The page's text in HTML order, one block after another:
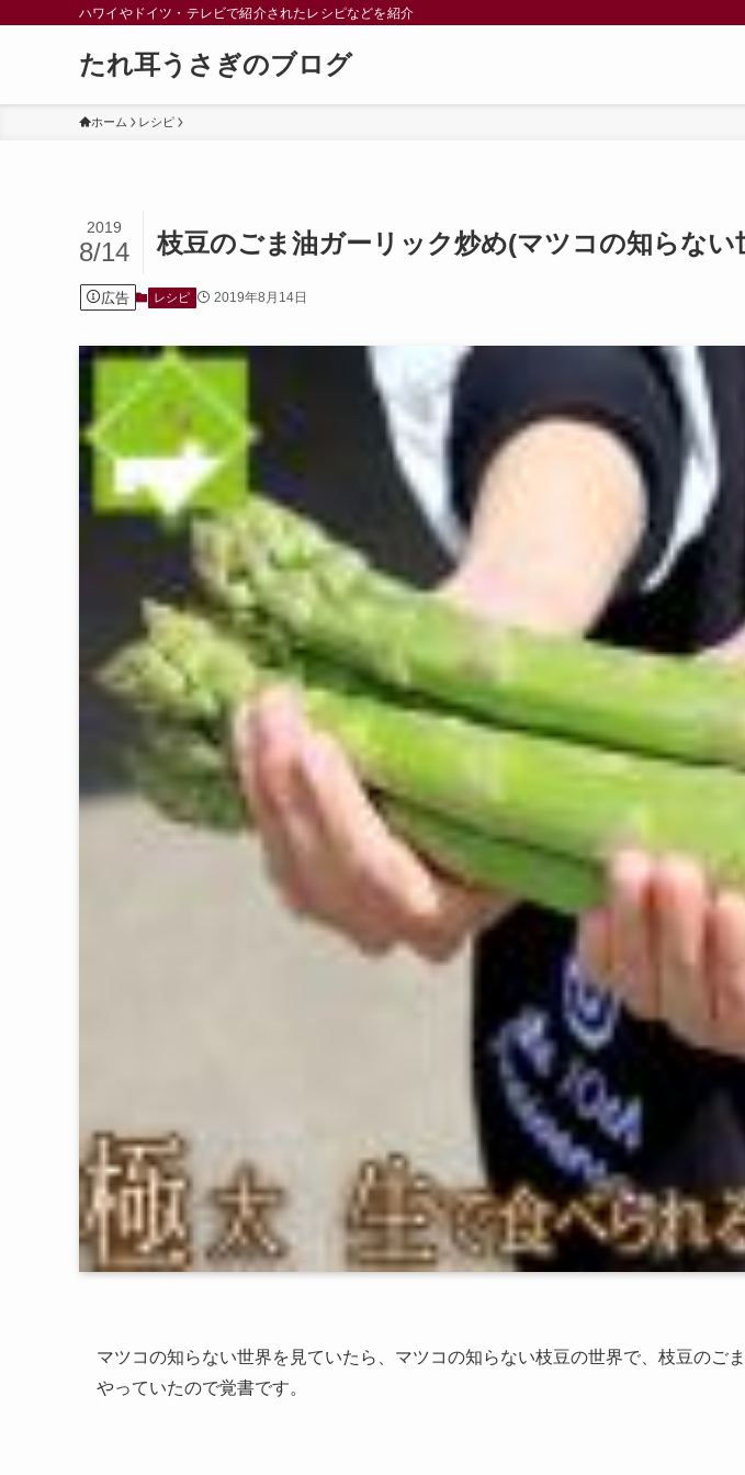
ハワイやドイツ・テレビで紹介されたレシピなどを紹介
たれ耳うさぎのブログ
ホーム レシピ
枝豆のごま油ガーリック炒め(マツコの知らな
2019
8/14
広告 レシピ 2019年8月14日
マツコの知らない世界を見ていたら、マツコの知らない枝豆の世界で、枝豆のご
やっていたので覚書です。